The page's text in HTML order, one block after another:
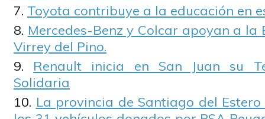
Toyota contribuye a la educación en
Mercedes-Benz y Colcar apoyan a
Virrey del Pino.
Renault inicia en San Juan su
Solidaria
La provincia de Santiago del